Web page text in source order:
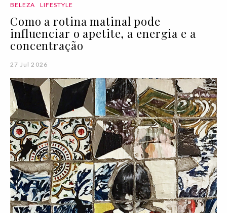
BELEZA LIFESTYLE
Como a rotina matinal pode
influenciar o apetite, a energia e a
concentração
27 Jul 2026